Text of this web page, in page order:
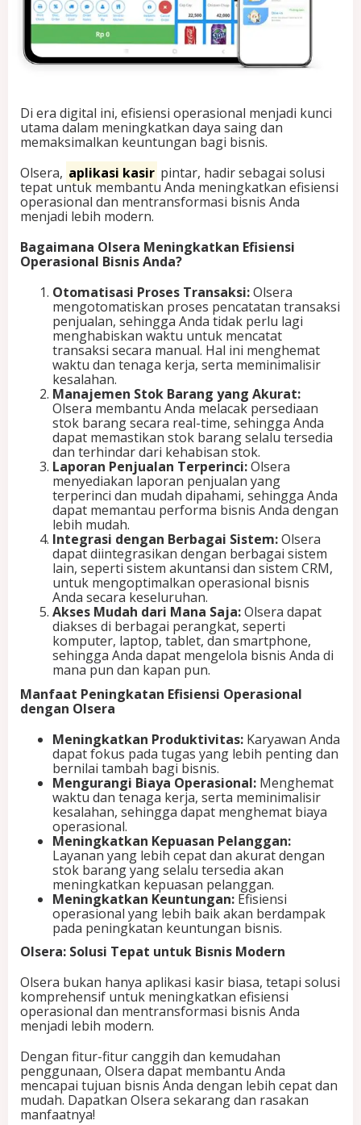
e
r
a
s
i
a
l
d
n
g
a
n
l
s
r
a
:
A
p
l
k
a
s
i
K
a
s
i
r
P
i
n
t
a
r
u
n
t
u
k
B
i
i
s
M
o
d
e
r
n
Di era digital ini, efisiensi operasional menjadi kunci
utama dalam meningkatkan daya saing dan
memaksimalkan keuntungan bagi bisnis.
Olsera, aplikasi kasir pintar, hadir sebagai solusi
tepat untuk membantu Anda meningkatkan efisiensi
operasional dan mentransformasi bisnis Anda
menjadi lebih modern.
Bagaimana Olsera Meningkatkan Efisiensi
Operasional Bisnis Anda?
Otomatisasi Proses Transaksi:Olsera
mengotomatiskan proses pencatatan transaksi
penjualan, sehingga Anda tidak perlu lagi
menghabiskan waktu untuk mencatat
transaksi secara manual. Hal ini menghemat
waktu dan tenaga kerja, serta meminimalisir
kesalahan.
Manajemen Stok Barang yang Akurat:
Olsera membantu Anda melacak persediaan
stok barang secara real-time, sehingga Anda
dapat memastikan stok barang selalu tersedia
dan terhindar dari kehabisan stok.
Laporan Penjualan Terperinci:Olsera
menyediakan laporan penjualan yang
terperinci dan mudah dipahami, sehingga Anda
dapat memantau performa bisnis Anda dengan
lebih mudah.
Integrasi dengan Berbagai Sistem:Olsera
dapat diintegrasikan dengan berbagai sistem
lain, seperti sistem akuntansi dan sistem CRM,
untuk mengoptimalkan operasional bisnis
Anda secara keseluruhan.
Akses Mudah dari Mana Saja:Olsera dapat
diakses di berbagai perangkat, seperti
komputer, laptop, tablet, dan smartphone,
sehingga Anda dapat mengelola bisnis Anda di
mana pun dan kapan pun.
Manfaat Peningkatan Efisiensi Operasional
dengan Olsera
Meningkatkan Produktivitas: Karyawan Anda
dapat fokus pada tugas yang lebih penting dan
bernilai tambah bagi bisnis.
Mengurangi Biaya Operasional: Menghemat
waktu dan tenaga kerja, serta meminimalisir
kesalahan, sehingga dapat menghemat biaya
operasional.
Meningkatkan Kepuasan Pelanggan:
Layanan yang lebih cepat dan akurat dengan
stok barang yang selalu tersedia akan
meningkatkan kepuasan pelanggan.
Meningkatkan Keuntungan: Efisiensi
operasional yang lebih baik akan berdampak
pada peningkatan keuntungan bisnis.
Olsera: Solusi Tepat untuk Bisnis Modern
Olsera bukan hanya aplikasi kasir biasa, tetapi solusi
komprehensif untuk meningkatkan efisiensi
operasional dan mentransformasi bisnis Anda
menjadi lebih modern.
Dengan fitur-fitur canggih dan kemudahan
penggunaan, Olsera dapat membantu Anda
mencapai tujuan bisnis Anda dengan lebih cepat dan
mudah. Dapatkan Olsera sekarang dan rasakan
manfaatnya!